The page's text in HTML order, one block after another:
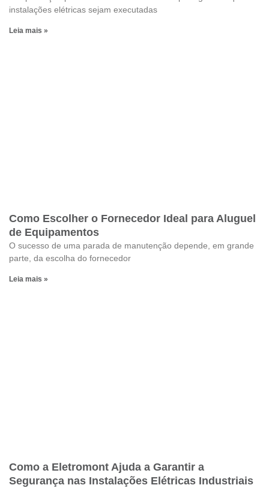
instalações elétricas sejam executadas
Leia mais »
Como Escolher o Fornecedor Ideal para Aluguel
de Equipamentos
O sucesso de uma parada de manutenção depende, em grande
parte, da escolha do fornecedor
Leia mais »
Como a Eletromont Ajuda a Garantir a
Segurança nas Instalações Elétricas Industriais